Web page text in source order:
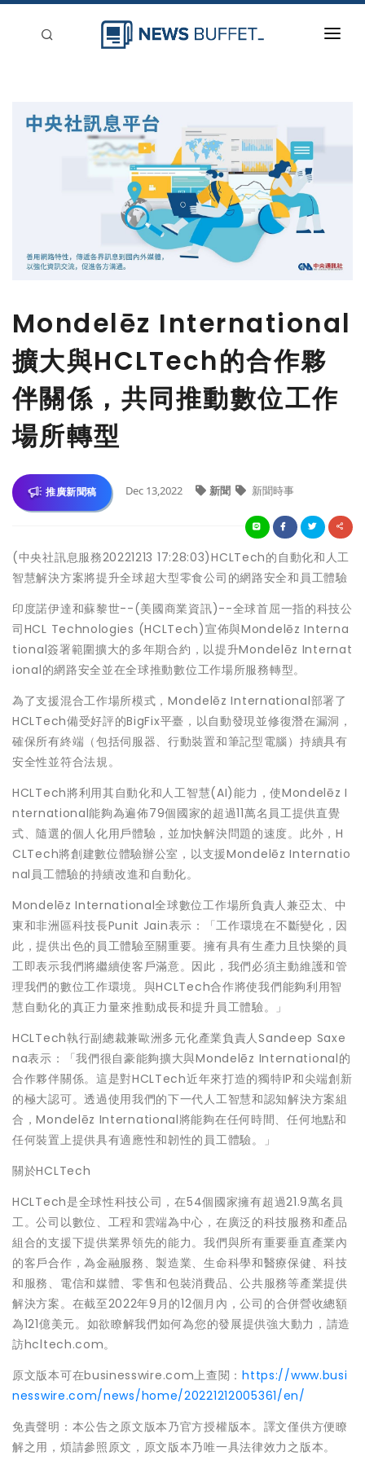
Mondelēz International
擴大與HCLTech的合作夥
伴關係，共同推動數位工作
場所轉型
推廣新聞稿 Dec 13,2022 新聞 新聞時事
(中央社訊息服務20221213 17:28:03)HCLTech的自動化和人工
智慧解決方案將提升全球超大型零食公司的網路安全和員工體驗
印度諾伊達和蘇黎世--(美國商業資訊)--全球首屈一指的科技公
司HCL Technologies (HCLTech)宣佈與Mondelēz Interna
tional簽署範圍擴大的多年期合約，以提升Mondelēz Internat
ional的網路安全並在全球推動數位工作場所服務轉型。
為了支援混合工作場所模式，Mondelēz International部署了
HCLTech備受好評的BigFix平臺，以自動發現並修復潛在漏洞，
確保所有終端（包括伺服器、行動裝置和筆記型電腦）持續具有
安全性並符合法規。
HCLTech將利用其自動化和人工智慧(AI)能力，使Mondelēz I
nternational能夠為遍佈79個國家的超過11萬名員工提供直覺
式、隨選的個人化用戶體驗，並加快解決問題的速度。此外，H
CLTech將創建數位體驗辦公室，以支援Mondelēz Internatio
nal員工體驗的持續改進和自動化。
Mondelēz International全球數位工作場所負責人兼亞太、中
東和非洲區科技長Punit Jain表示：「工作環境在不斷變化，因
此，提供出色的員工體驗至關重要。擁有具有生產力且快樂的員
工即表示我們將繼續使客戶滿意。因此，我們必須主動維護和管
理我們的數位工作環境。與HCLTech合作將使我們能夠利用智
慧自動化的真正力量來推動成長和提升員工體驗。」
HCLTech執行副總裁兼歐洲多元化產業負責人Sandeep Saxe
na表示：「我們很自豪能夠擴大與Mondelēz International的
合作夥伴關係。這是對HCLTech近年來打造的獨特IP和尖端創新
的極大認可。透過使用我們的下一代人工智慧和認知解決方案組
合，Mondelēz International將能夠在任何時間、任何地點和
任何裝置上提供具有適應性和韌性的員工體驗。」
關於HCLTech
HCLTech是全球性科技公司，在54個國家擁有超過21.9萬名員
工。公司以數位、工程和雲端為中心，在廣泛的科技服務和產品
組合的支援下提供業界領先的能力。我們與所有重要垂直產業內
的客戶合作，為金融服務、製造業、生命科學和醫療保健、科技
和服務、電信和媒體、零售和包裝消費品、公共服務等產業提供
解決方案。在截至2022年9月的12個月內，公司的合併營收總額
為121億美元。如欲瞭解我們如何為您的發展提供強大動力，請造
訪hcltech.com。
原文版本可在businesswire.com上查閱：https://www.busi
nesswire.com/news/home/20221212005361/en/
免責聲明：本公告之原文版本乃官方授權版本。譯文僅供方便瞭
解之用，煩請參照原文，原文版本乃唯一具法律效力之版本。